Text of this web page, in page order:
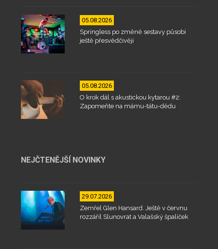
05.08.2026
Springless po změně sestavy působí
ještě přesvědčivěji
05.08.2026
O krok dál s akustickou kytarou #2:
Zapomeňte na mámu-tátu-dědu
NEJČTENĚJŠÍ NOVINKY
29.07.2026
Zemřel Glen Hansard. Ještě v červnu
rozzářil Slunovrat a Valašský špalíček